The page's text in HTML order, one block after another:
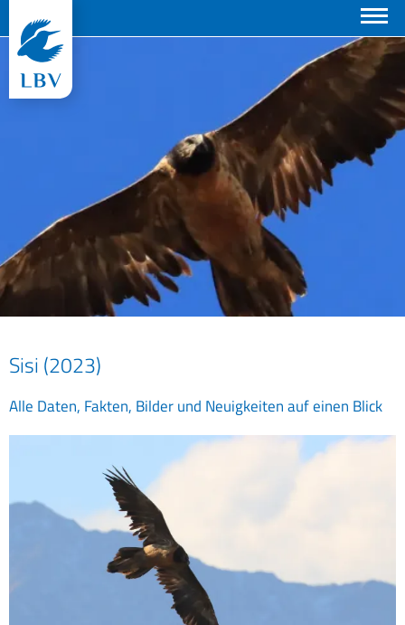
Sisi (2023)
Alle Daten, Fakten, Bilder und Neuigkeiten auf einen Blick